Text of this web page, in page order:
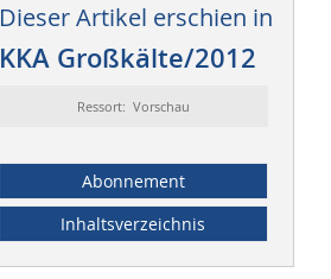
Dieser Artikel erschien in
KKA Großkälte/2012
Ressort: Vorschau
Abonnement
Inhaltsverzeichnis